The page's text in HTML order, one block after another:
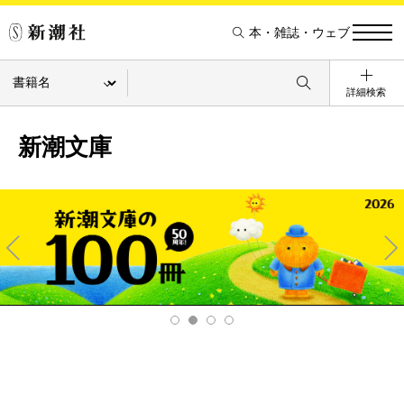
本・雑誌・ウェブ
詳細検索
新潮文庫
Pre
v
Ne
xt